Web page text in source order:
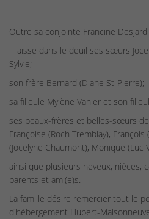
Outre sa conjointe Francine
il laisse dans le deuil ses sœurs
Sylvie;
son frère Bernard (Diane St-Pierre);
sa filleule Mylène Vanier et son
ses beaux-frères et belles-sœurs
Françoise (Roch Tremblay),
(Jocelyne Chaumont), Monique (Luc
ainsi que plusieurs neveux, nièces,
parents et ami(e)s.
La famille désire remercier tout le
d'hébergement Hubert-